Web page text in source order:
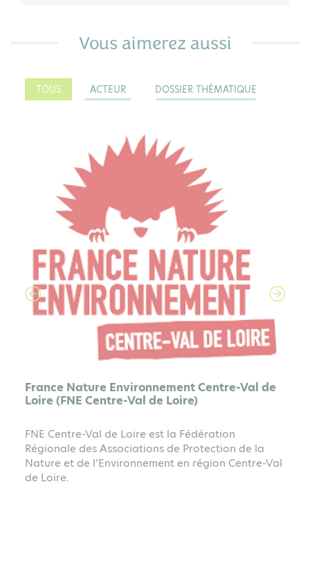
Vous aimerez aussi
TOUS ACTEUR DOSSIER THÉMATIQUE
France Nature Environnement Centre-Val de
Loire (FNE Centre-Val de Loire)
FNE Centre-Val de Loire est la Fédération
Régionale des Associations de Protection de la
Nature et de l’Environnement en région Centre-Val
de Loire.